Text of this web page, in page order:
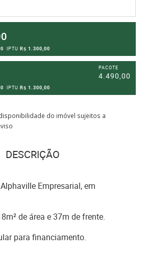
IPTUR$ 1.300,00
PACOTE
4.490,00
IPTUR$ 1.300,00
do imóvel sujeitos a
DESCRIÇÃO
Empresarial, em
de área e 37m de frente.
para financiamento.